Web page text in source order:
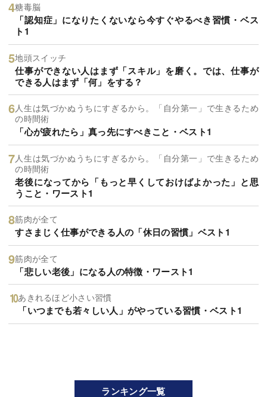
糖毒脳
「認知症」になりたくないなら今すぐやるべき習慣・ベス
ト1
地頭スイッチ
仕事ができない人はまず「スキル」を磨く。では、仕事が
できる人はまず「何」をする？
人生は気づかぬうちにすぎるから。「自分第一」で生きるため
の時間術
「心が疲れたら」真っ先にすべきこと・ベスト1
人生は気づかぬうちにすぎるから。「自分第一」で生きるため
の時間術
老後になってから「もっと早くしておけばよかった」と思
うこと・ワースト1
筋肉が全て
すさまじく仕事ができる人の「休日の習慣」ベスト1
筋肉が全て
「悲しい老後」になる人の特徴・ワースト1
あきれるほど小さい習慣
「いつまでも若々しい人」がやっている習慣・ベスト1
ランキング一覧